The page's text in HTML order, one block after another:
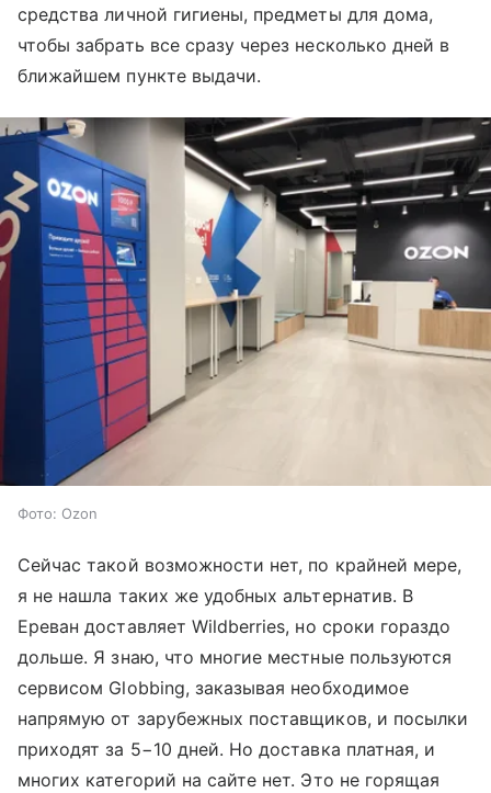
средства личной гигиены, предметы для дома,
чтобы забрать все сразу через несколько дней в
ближайшем пункте выдачи.
Фото: Ozon
Сейчас такой возможности нет, по крайней мере,
я не нашла таких же удобных альтернатив. В
Ереван доставляет Wildberries, но сроки гораздо
дольше. Я знаю, что многие местные пользуются
сервисом Globbing, заказывая необходимое
напрямую от зарубежных поставщиков, и посылки
приходят за 5−10 дней. Но доставка платная, и
многих категорий на сайте нет. Это не горящая